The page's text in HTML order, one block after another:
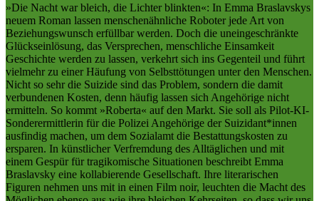
»Die Nacht war bleich, die Lichter blinkten«: In Emma Braslavskys
neuem Roman lassen menschenähnliche Roboter jede Art von
Beziehungswunsch erfüllbar werden. Doch die uneingeschränkte
Glückseinlösung, das Versprechen, menschliche Einsamkeit
Geschichte werden zu lassen, verkehrt sich ins Gegenteil und führt
vielmehr zu einer Häufung von Selbsttötungen unter den Menschen.
Nicht so sehr die Suizide sind das Problem, sondern die damit
verbundenen Kosten, denn häufig lassen sich Angehörige nicht
ermitteln. So kommt »Roberta« auf den Markt. Sie soll als Pilot-KI-
Sonderermittlerin für die Polizei Angehörige der Suizidant*innen
ausfindig machen, um dem Sozialamt die Bestattungskosten zu
ersparen. In künstlicher Verfremdung des Alltäglichen und mit
einem Gespür für tragikomische Situationen beschreibt Emma
Braslavsky eine kollabierende Gesellschaft. Ihre literarischen
Figuren nehmen uns mit in einen Film noir, leuchten die Macht des